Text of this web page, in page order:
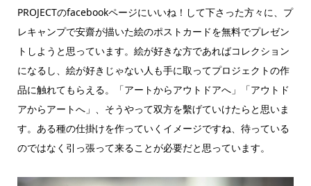
PROJECTのfacebookページにいいね！して下さった方々に、プ
レキャンプで安齋が描いた絵のポストカードを無料でプレゼン
トしようと思っています。絵が好きな方であればコレクション
になるし、絵が好きじゃない人も手に取ってプロジェクトの作
品に触れてもらえる。「アートからアウトドアへ」「アウトド
アからアートへ」、そうやって双方を繫げていけたらと思いま
す。ある種の仕掛けを作っていくイメージですね、待っている
のではなく引っ張って来ることが必要だと思っています。